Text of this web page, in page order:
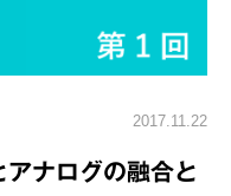
2017.11.22
ナログの融合と